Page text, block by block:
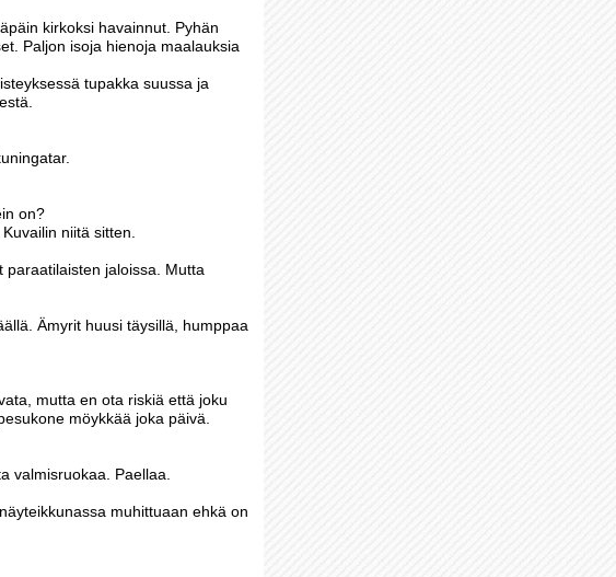
kirkoksi havainnut. Pyhän
Paljon isoja hienoja maalauksia
tupakka suussa ja
on?
niitä sitten.
jaloissa. Mutta
Ämyrit huusi täysillä, humppaa
mutta en ota riskiä että joku
möykkää joka päivä.
valmisruokaa. Paellaa.
muhittuaan ehkä on